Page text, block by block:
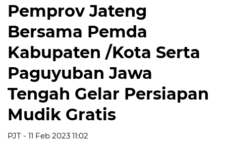
Pemprov Jateng
Bersama Pemda
Kabupaten /Kota Serta
Paguyuban Jawa
Tengah Gelar Persiapan
Mudik Gratis
PJT - 11 Feb 2023 11:02